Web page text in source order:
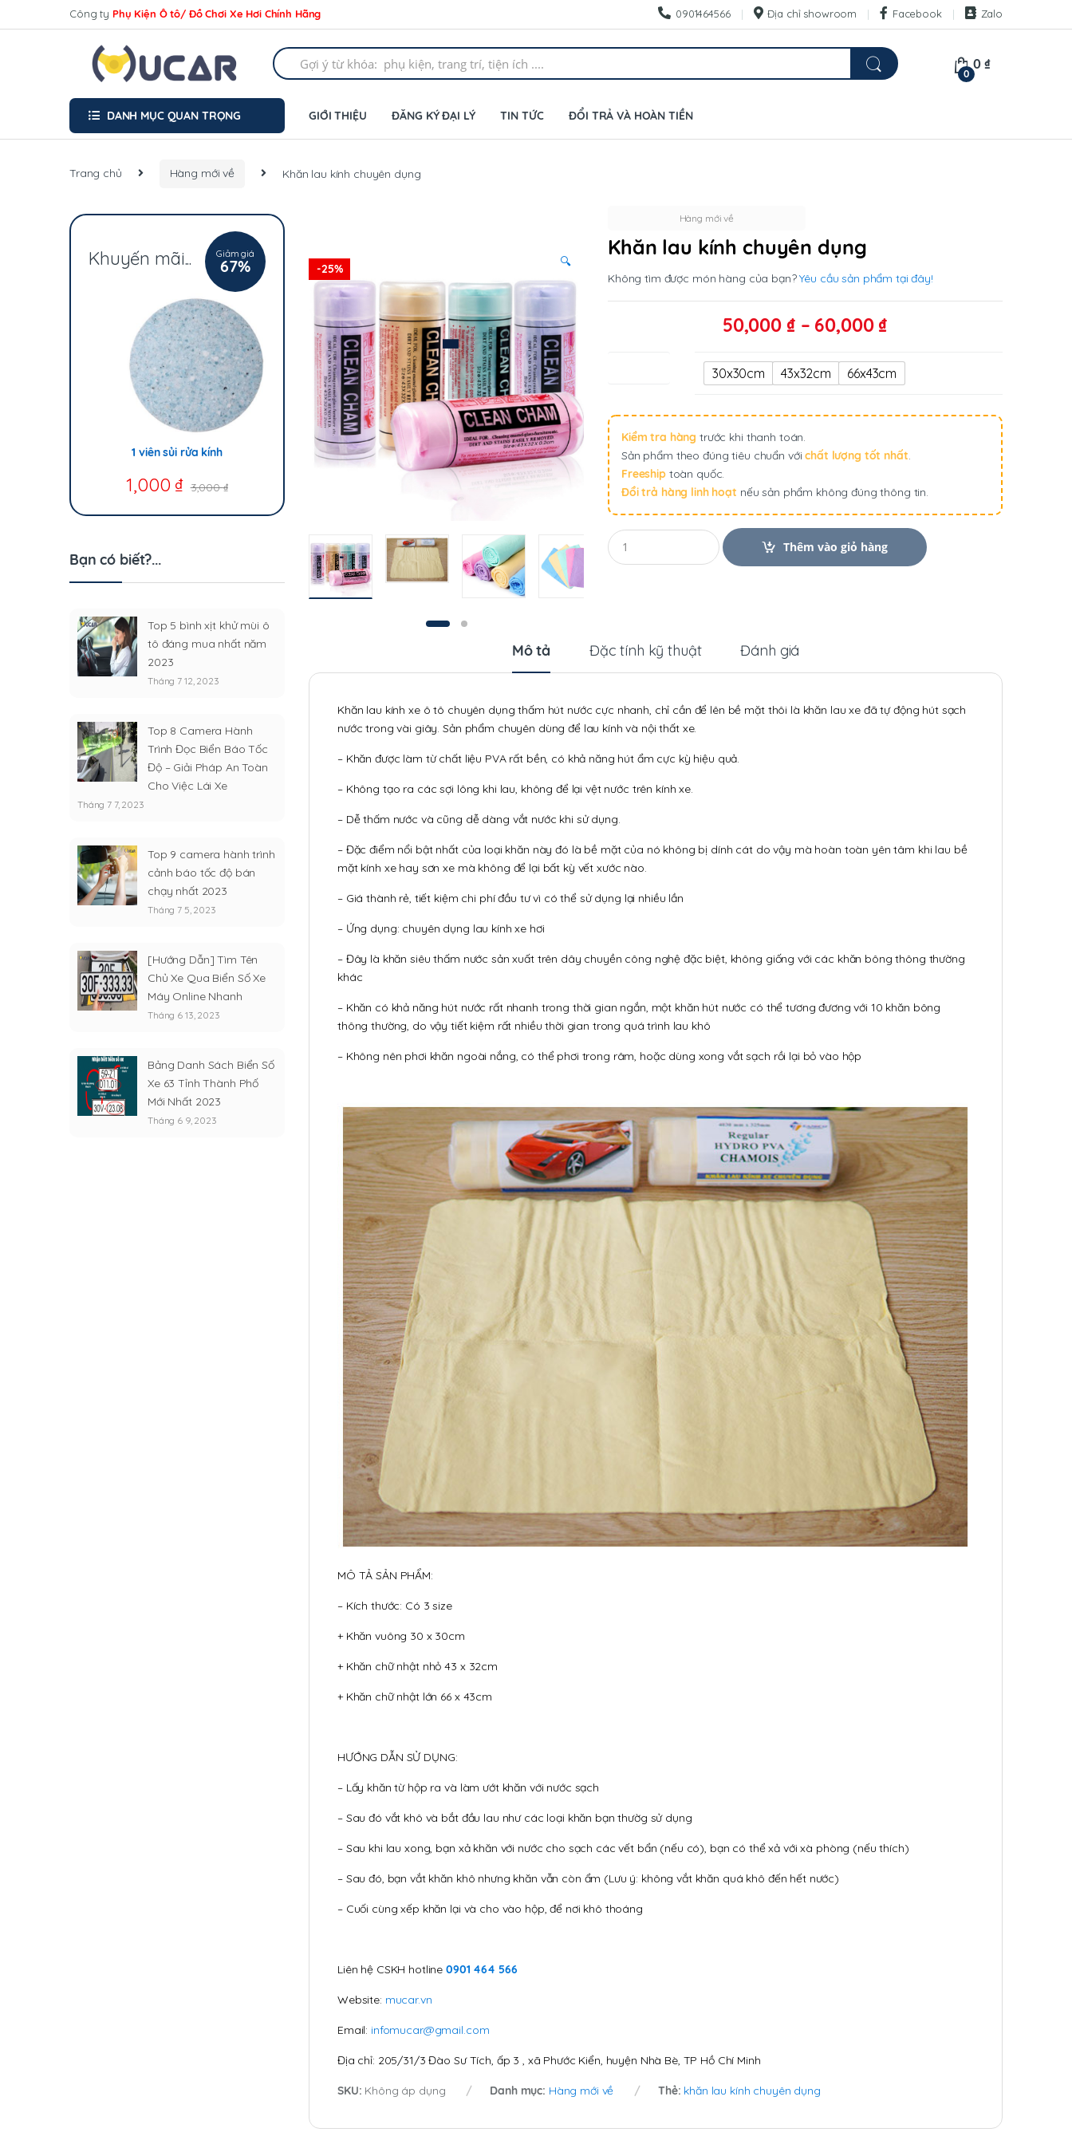
to
to
Công ty Phụ Kiện Ô tô/ Đồ Chơi Xe Hơi Chính Hãng 0901464566 Địa chỉ showroom Facebook Zalo
Search
for:
0
0₫
DANH MỤC QUAN TRỌNG GIỚI THIỆU ĐĂNG KÝ ĐẠI LÝ TIN TỨC ĐỔI TRẢ VÀ HOÀN TIỀN
Trang chủ Hàng mới về Khăn lau kính chuyên dụng
-25%
🔍
Hàng mới về
Khăn lau kính chuyên dụng
Không tìm được món hàng của bạn?Yêu cầu sản phẩm tại đây!
50,000 ₫ – 60,000 ₫
từ
50,000 ₫
đến
30x30cm 43x32cm 66x43cm
Kiểm tra hàng trước khi thanh toán.
Sản phẩm theo đúng tiêu chuẩn vớichất lượng tốt nhất.
Freeshiptoàn quốc.
Đổi trả hàng linh hoạt nếu sản phẩm không đúng thông tin.
Q
u
a
Thêm vào giỏ hàng
Mô tả Đặc tính kỹ thuật Đánh giá
Khăn lau kính xe ô tô chuyên dụng thấm hút nước cực nhanh, chỉ cần để lên bề mặt thôi là khăn lau xe đã tự động hút sạch
nước trong vài giây. Sản phẩm chuyên dùng để lau kính và nội thất xe.
– Khăn được làm từ chất liệu PVA rất bền, có khả năng hút ẩm cực kỳ hiệu quả.
– Không tạo ra các sợi lông khi lau, không để lại vệt nước trên kính xe.
– Dễ thấm nước và cũng dễ dàng vắt nước khi sử dụng.
– Đặc điểm nổi bật nhất của loại khăn này đó là bề mặt của nó không bị dính cát do vậy mà hoàn toàn yên tâm khi lau bề
mặt kính xe hay sơn xe mà không để lại bất kỳ vết xước nào.
– Giá thành rẻ, tiết kiệm chi phí đầu tư vì có thể sử dụng lại nhiều lần
– Ứng dụng: chuyên dụng lau kính xe hơi
– Đây là khăn siêu thấm nước sản xuất trên dây chuyền công nghệ đặc biệt, không giống với các khăn bông thông thường
khác
– Khăn có khả năng hút nước rất nhanh trong thời gian ngắn, một khăn hút nước có thể tương đương với 10 khăn bông
thông thường, do vậy tiết kiệm rất nhiều thời gian trong quá trình lau khô
– Không nên phơi khăn ngoài nắng, có thể phơi trong râm, hoặc dùng xong vắt sạch rồi lại bỏ vào hộp
MÔ TẢ SẢN PHẨM:
– Kích thước: Có 3 size
+ Khăn vuông 30 x 30cm
+ Khăn chữ nhật nhỏ 43 x 32cm
+ Khăn chữ nhật lớn 66 x 43cm
HƯỚNG DẪN SỬ DỤNG:
– Lấy khăn từ hộp ra và làm ướt khăn với nước sạch
– Sau đó vắt khô và bắt đầu lau như các loại khăn bạn thườg sử dụng
– Sau khi lau xong, bạn xả khăn với nước cho sạch các vết bẩn (nếu có), bạn có thể xả với xà phòng (nếu thích)
– Sau đó, bạn vắt khăn khô nhưng khăn vẫn còn ẩm (Lưu ý: không vắt khăn quá khô đến hết nước)
– Cuối cùng xếp khăn lại và cho vào hộp, để nơi khô thoáng
Liên hệ CSKH hotline0901 464 566
Website: mucar.vn
Email: infomucar@gmail.com
Địa chỉ: 205/31/3 Đào Sư Tích, ấp 3 , xã Phước Kiển, huyện Nhà Bè, TP Hồ Chí Minh
SKU: Không áp dụng Danh mục: Hàng mới về Thẻ: khăn lau kính chuyên dụng
Khuyến mãi... Giảm giá
67%
1 viên sủi rửa kính
1,000 ₫ 3,000₫
Bạn có biết?...
Top 5 bình xịt khử mùi ô
tô đáng mua nhất năm
2023
Tháng 7 12, 2023
Top 8 Camera Hành
Trình Đọc Biển Báo Tốc
Độ – Giải Pháp An Toàn
Cho Việc Lái Xe
Tháng 7 7, 2023
Top 9 camera hành trình
cảnh báo tốc độ bán
chạy nhất 2023
Tháng 7 5, 2023
[Hướng Dẫn] Tìm Tên
Chủ Xe Qua Biển Số Xe
Máy Online Nhanh
Tháng 6 13, 2023
Bảng Danh Sách Biển Số
Xe 63 Tỉnh Thành Phố
Mới Nhất 2023
Tháng 6 9, 2023